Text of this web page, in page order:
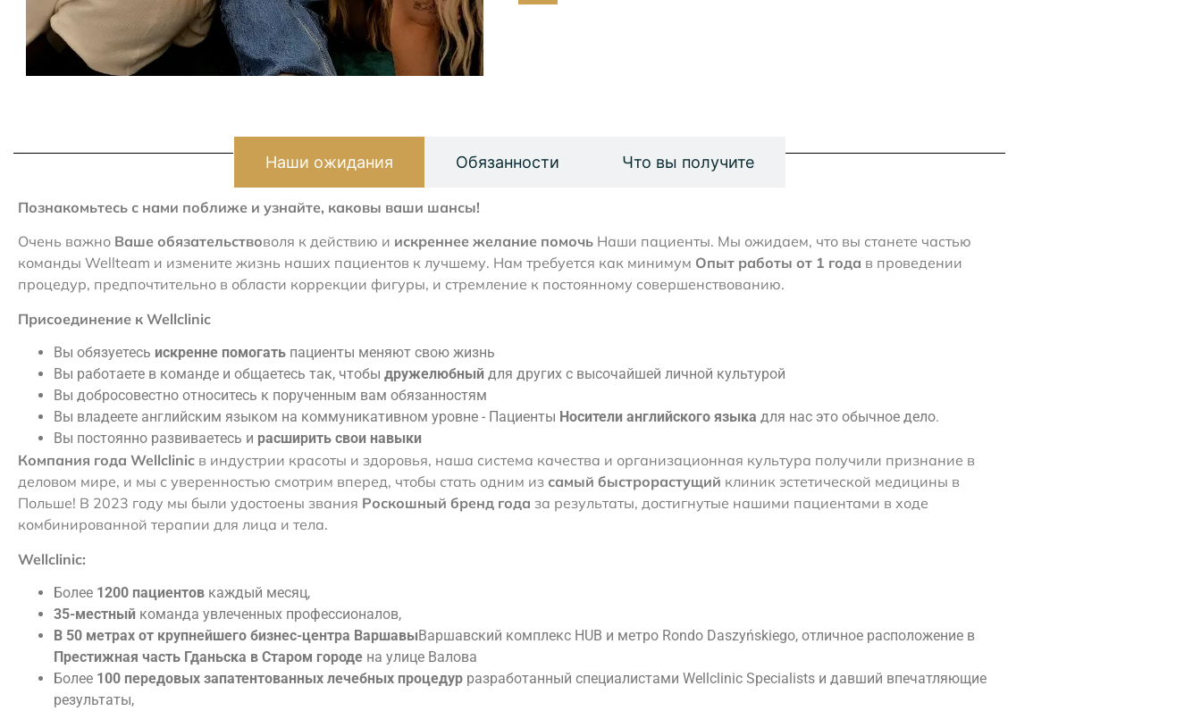
Наши ожидания Обязанности Что вы получите
Познакомьтесь с нами поближе и узнайте, каковы ваши шансы!
Очень важно Ваше обязательствоволя к действию и искреннее желание помочь Наши пациенты. Мы ожидаем, что вы станете частью
команды Wellteam и измените жизнь наших пациентов к лучшему. Нам требуется как минимум Опыт работы от 1 года в проведении
процедур, предпочтительно в области коррекции фигуры, и стремление к постоянному совершенствованию.
Присоединение к Wellclinic
Вы обязуетесь искренне помогать пациенты меняют свою жизнь
Вы работаете в команде и общаетесь так, чтобы дружелюбный для других с высочайшей личной культурой
Вы добросовестно относитесь к порученным вам обязанностям
Вы владеете английским языком на коммуникативном уровне - Пациенты Носители английского языка для нас это обычное дело.
Вы постоянно развиваетесь и расширить свои навыки
Компания года Wellclinic в индустрии красоты и здоровья, наша система качества и организационная культура получили признание в
деловом мире, и мы с уверенностью смотрим вперед, чтобы стать одним из самый быстрорастущий клиник эстетической медицины в
Польше! В 2023 году мы были удостоены звания Роскошный бренд года за результаты, достигнутые нашими пациентами в ходе
комбинированной терапии для лица и тела.
Wellclinic:
Более 1200 пациентов каждый месяц,
35-местный команда увлеченных профессионалов,
В 50 метрах от крупнейшего бизнес-центра ВаршавыВаршавский комплекс HUB и метро Rondo Daszyńskiego, отличное расположение в
Престижная часть Гданьска в Старом городе на улице Валова
Более 100 передовых запатентованных лечебных процедур разработанный специалистами Wellclinic Specialists и давший впечатляющие
результаты,